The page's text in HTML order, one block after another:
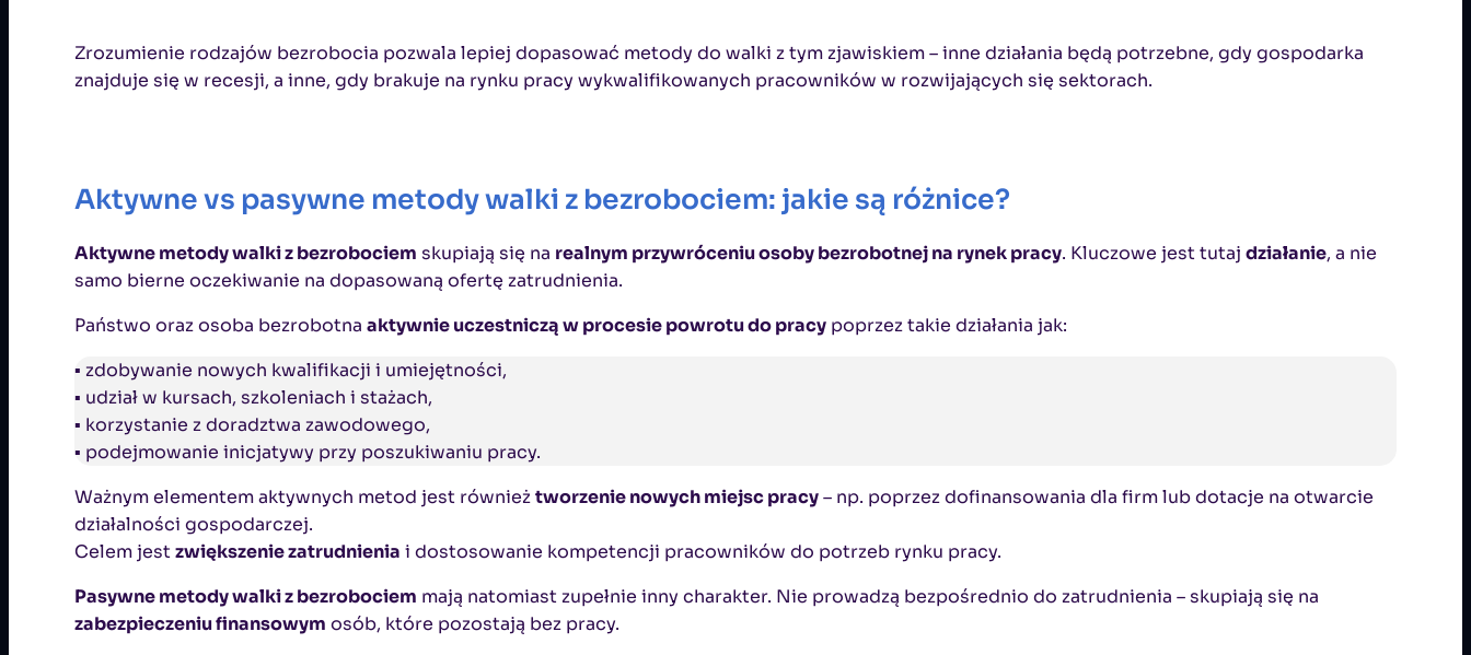
Zrozumienie rodzajów bezrobocia pozwala lepiej dopasować metody do walki z tym zjawiskiem – inne działania będą potrzebne, gdy gospodarka
znajduje się w recesji, a inne, gdy brakuje na rynku pracy wykwalifikowanych pracowników w rozwijających się sektorach.
Aktywne vs pasywne metody walki z bezrobociem: jakie są różnice?
Aktywne metody walki z bezrobociem skupiają się na realnym przywróceniu osoby bezrobotnej na rynek pracy. Kluczowe jest tutaj działanie, a nie
samo bierne oczekiwanie na dopasowaną ofertę zatrudnienia.
Państwo oraz osoba bezrobotna aktywnie uczestniczą w procesie powrotu do pracy poprzez takie działania jak:
▪ zdobywanie nowych kwalifikacji i umiejętności,
▪ udział w kursach, szkoleniach i stażach,
▪ korzystanie z doradztwa zawodowego,
▪ podejmowanie inicjatywy przy poszukiwaniu pracy.
Ważnym elementem aktywnych metod jest równieżtworzenie nowych miejsc pracy– np. poprzez dofinansowania dla firm lub dotacje na otwarcie
działalności gospodarczej.
Celem jestzwiększenie zatrudnienia i dostosowanie kompetencji pracowników do potrzeb rynku pracy.
Pasywne metody walki z bezrobociem mają natomiast zupełnie inny charakter. Nie prowadzą bezpośrednio do zatrudnienia – skupiają się na
zabezpieczeniu finansowym osób, które pozostają bez pracy.